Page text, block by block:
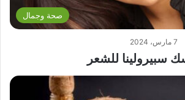
صحة وجمال
7 مارس، 2024
للشعر